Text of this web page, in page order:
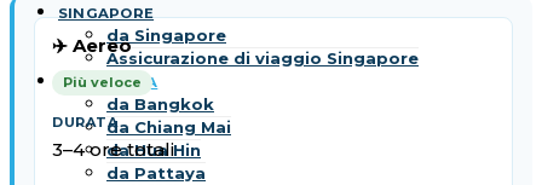
SINGAPORE
da Singapore
Assicurazione di viaggio Singapore
THAILANDIA
da Bangkok
da Chiang Mai
da Hua Hin
da Pattaya
✈️ Aereo
Più veloce
3–4 ore totali